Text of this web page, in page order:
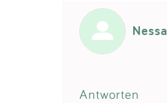
Nessa
Antworten